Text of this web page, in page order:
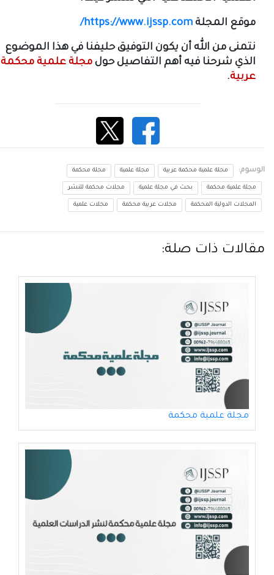
موقع المجلةhttps://www.ijssp.com
/
نتمنى من الله أن يكون التوفيق حليفنا في هذا الموضوع
الذي شرحنا فيه أهم التفاصيل حولمجلة علمية محكمة
عربية.
الوسوم: مجلة علمية محكمة عربية مجلة علمية مجلة محكمة
مجلة علمية محكمة بحث في مجلة علمية مجلات محكمة للنشر
المجلات الدولية المحكمة مجلات عربية محكمة مجلات علمية
مقالات ذات صلة:
مجلة علمية محكمة